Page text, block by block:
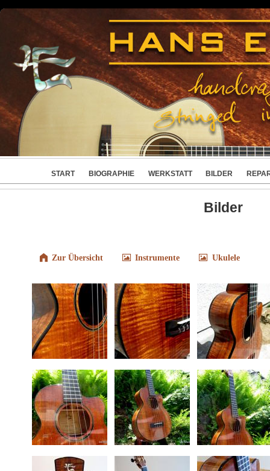
START BIOGRAPHIE WERKSTATT BILDER
Bilder
Zur Übersicht Instrumente Ukulele